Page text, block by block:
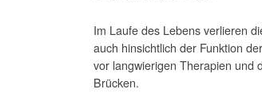
Im Laufe des Lebens verlieren
auch hinsichtlich der Funktion
vor langwierigen Therapien und
Brücken.